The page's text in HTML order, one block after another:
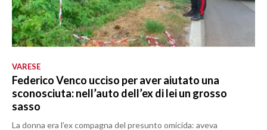
VARESE
Federico Venco ucciso per aver aiutato una
sconosciuta: nell’auto dell’ex di lei un grosso
sasso
La donna era l’ex compagna del presunto omicida: aveva